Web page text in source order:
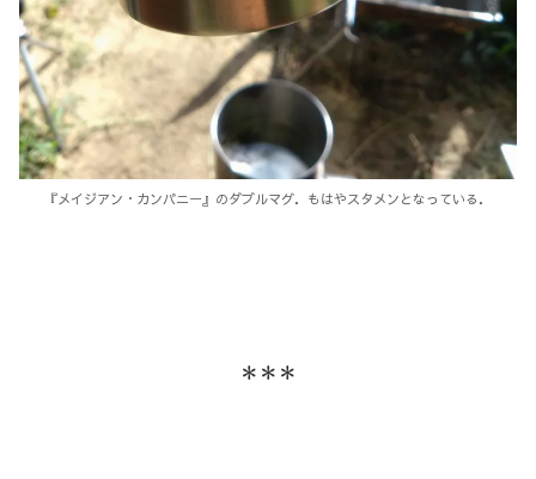
『メイジアン・カンパニー』のダブルマグ．もはやスタメンとなっている．
＊＊＊